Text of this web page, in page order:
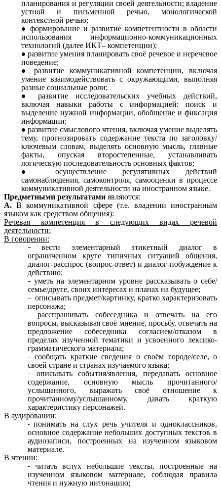
планирования и регуляции своей деятельности; владение
устной и письменной речью, монологической
контекстной речью;
формирование и развитие компетентности в области
использования информационно-коммуникационных
технологий (далее ИКТ– компетенции);
развитие умения планировать своё речевое и неречевое
поведение;
развитие коммуникативной компетенции, включая
умение взаимодействовать с окружающими, выполняя
разные социальные роли;
развитие исследовательских учебных действий,
включая навыки работы с информацией: поиск и
выделение нужной информации, обобщение и фиксация
информации;
развитие смыслового чтения, включая умение выделять
тему, прогнозировать содержание текста по заголовку/
ключевым словам, выделять основную мысль, главные
факты, опуская второстепенные, устанавливать
логическую последовательность основных фактов;
осуществление регулятивных действий
самонаблюдения, самоконтроля, самооценки в процессе
коммуникативной деятельности на иностранном языке.
Предметными результатами являются:
А. В коммуникативной сфере (т.е. владении иностранным
языком как средством общения):
Речевая компетенция в следующих видах речевой
деятельности:
В говорении:
вести элементарный этикетный диалог в
ограниченном круге типичных ситуаций общения,
диалог-расспрос (вопрос-ответ) и диалог-побуждение к
действию;
уметь на элементарном уровне рассказывать о себе/
семье/друге, своих интересах и планах на будущее;
описывать предмет/картинку, кратко характеризовать
персонажа;
расспрашивать собеседника и отвечать на его
вопросы, высказывая своё мнение, просьбу, отвечать на
предложение собеседника согласием/отказом в
пределах изученной тематики и усвоенного лексико-
грамматического материала;
сообщать краткие сведения о своём городе/селе, о
своей стране и странах изучаемого языка;
описывать события/явления, передавать основное
содержание, основную мысль прочитанного/
услышанного, выражать своё отношение к
прочитанному/услышанному, давать краткую
характеристику персонажей.
В аудировании:
понимать на слух речь учителя и одноклассников,
основное содержание небольших доступных текстов в
аудиозаписи, построенных на изученном языковом
материале.
В чтении:
читать вслух небольшие тексты, построенные на
изученном языковом материале, соблюдая правила
чтения и нужную интонацию;